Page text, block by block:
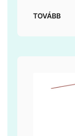
TOVÁBB